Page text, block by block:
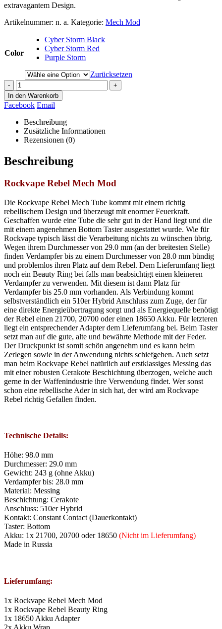
extravagantem Design.
Artikelnummer: n. a. Kategorie: Mech Mod
Color
Cyber Storm Black
Cyber Storm Red
Purple Storm
Zurücksetzen
-
+
In den Warenkorb
Facebook Email
Beschreibung
Zusätzliche Informationen
Rezensionen (0)
Beschreibung
Rockvape Rebel Mech Mod
Die Rockvape Rebel Mech Tube kommt mit einem richtig
rebellischem Design und überzeugt mit enormer Feuerkraft.
Geschaffen wurde eine Tube die sehr gut in der Hand liegt und die
mit einem angenehmen Bottom Taster ausgestattet wurde. Wie für
Rockvape typisch lässt die Verarbeitung nichts zu wünschen übrig.
Wegen ihrem Durchmesser von 29.0 mm (an der breitesten Stelle)
finden Verdampfer bis zu einem Durchmesser von 28.0 mm bündig
und problemlos ihren Platz auf dem Rebel. Dem Lieferumfang liegt
noch ein Beauty Ring bei falls man beabsichtigt einen kleineren
Verdampfer zu verwenden. Mit diesem ist dann Platz für
Verdampfer bis 25.0 mm vorhanden. Als Verbindung kommt
selbstverständlich ein 510er Hybrid Anschluss zum Zuge, der für
eine direkte Energieübertragung sorgt und als Energiequelle benötigt
der Rebel einen 21700, 20700 oder einen 18650 Akku. Für letzteren
liegt ein entsprechender Adapter dem Lieferumfang bei. Beim Taster
setzt man auf die gute, alte und bewährte Methode mit der Feder.
Der Druckpunkt ist somit schön angenehm und es kann beim
Zerlegen sowie in der Anwendung nichts schiefgehen. Auch setzt
man beim Rockvape Rebel natürlich auf erstklassiges Messing das
mit einer robusten Cerakote Beschichtung überzogen, welche auch
gerne in der Waffenindustrie ihre Verwendung findet. Wer sonst
schon eine rebellische Ader in sich hat, der wird am Rockvape
Rebel richtig Gefallen finden.
Technische Details:
Höhe: 98.0 mm
Durchmesser: 29.0 mm
Gewicht: 243 g (ohne Akku)
Verdampfer bis: 28.0 mm
Material: Messing
Beschichtung: Cerakote
Anschluss: 510er Hybrid
Kontakt: Constant Contact (Dauerkontakt)
Taster: Bottom
Akku: 1x 21700, 20700 oder 18650 (Nicht im Lieferumfang)
Made in Russia
Lieferumfang:
1x Rockvape Rebel Mech Mod
1x Rockvape Rebel Beauty Ring
1x 18650 Akku Adapter
2x Akku Wrap